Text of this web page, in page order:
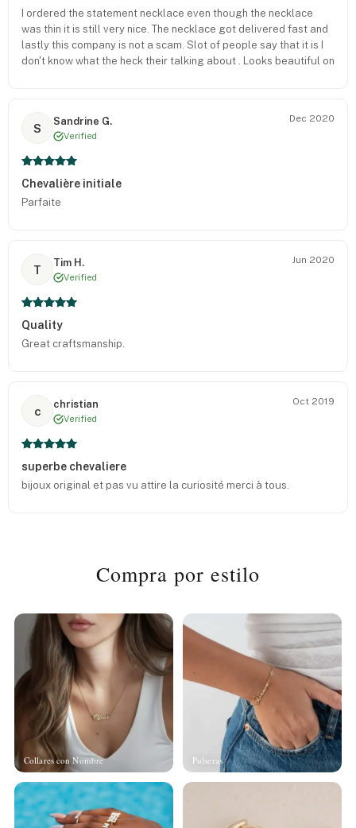
I ordered the statement necklace even though the necklace
was thin it is still very nice. The necklace got delivered fast and
lastly this company is not a scam. Slot of people say that it is I
don't know what the heck their talking about . Looks beautiful on
S
Sandrine G.
Verified
Dec 2020
Chevalière initiale
Parfaite
T
Tim H.
Verified
Jun 2020
Quality
Great craftsmanship.
c
christian
Verified
Oct 2019
superbe chevaliere
bijoux original et pas vu attire la curiosité merci à tous.
Compra por estilo
Collares con Nombre Pulseras